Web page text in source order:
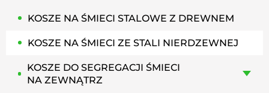
KOSZE NA ŚMIECI STALOWE Z DREWNEM
KOSZE NA ŚMIECI ZE STALI NIERDZEWNEJ
KOSZE DO SEGREGACJI ŚMIECI
NA ZEWNĄTRZ